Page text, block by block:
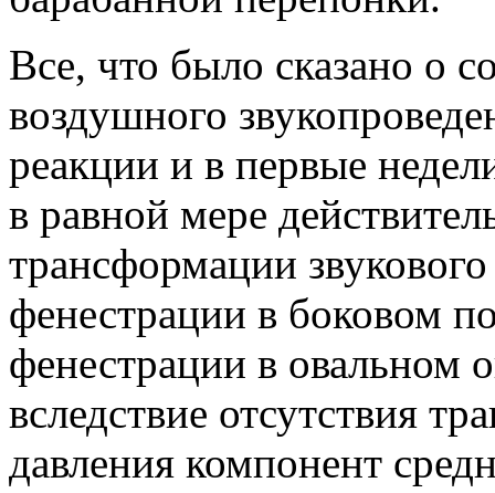
Все, что было сказано о
воздушного
реакции и в первые
в равной мере
трансформации
фенестрации в боковом
фенестрации в овальном
вследствие отсутствия
давления компонент